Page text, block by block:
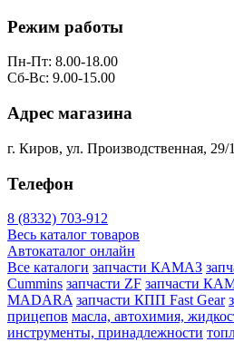
Режим работы
Пн-Пт: 8.00-18.00
Сб-Вс: 9.00-15.00
Адрес магазина
г. Киров, ул. Производственная, 29/1
Телефон
8 (8332) 703-912
Весь каталог товаров
Автокаталог онлайн
Все каталоги запчасти КАМАЗ
Cummins запчасти ZF запчасти
MADARA запчасти КПП Fast Gear
прицепов масла, автохимия,
инструменты, принадлежности